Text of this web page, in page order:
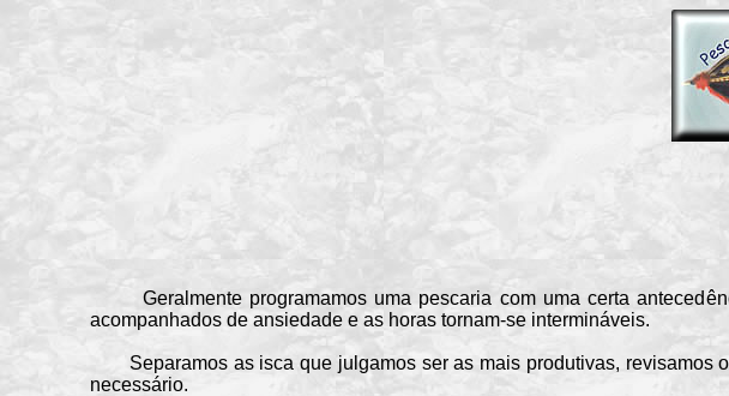
Geralmente programamos uma pescaria com uma certa
acompanhados de ansiedade e as horas tornam-se intermináveis.
Separamos as isca que julgamos ser as mais produtivas, revisamos
necessário.